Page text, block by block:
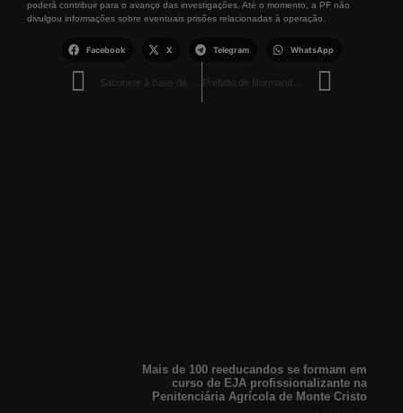
poderá contribuir para o avanço das investigações. Até o momento, a PF não
divulgou informações sobre eventuais prisões relacionadas à operação.
Facebook X Telegram WhatsApp
Mais de 100 reeducandos se formam em
curso de EJA profissionalizante na
Penitenciária Agrícola de Monte Cristo